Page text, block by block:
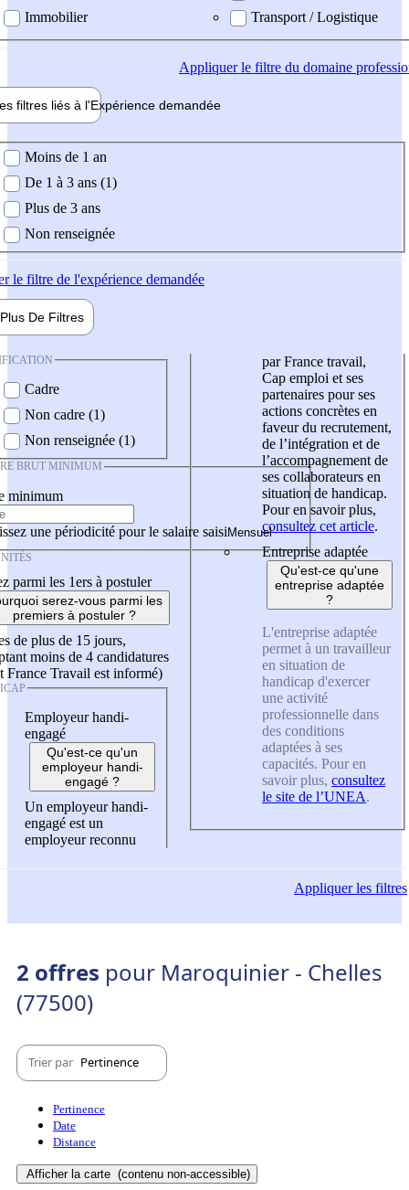
Immobilier
Transport / Logistique
Appliquerle filtre du domaine
filtres liés à l'Expérience demandée
demandée
Moins de 1 an
De 1 à 3 ans (1)
Plus de 3 ans
Non renseignée
le filtre de l'expérience demandée
Plus De Filtres
Cadre
Non cadre (1)
Non renseignée (1)
BRUT MINIMUM
minimum
une périodicité pour le salaire saisi
parmi les 1ers à postuler
serez-vous parmi les
premiers à postuler ?
de plus de 15 jours,
moins de 4 candidatures
France Travail est informé)
Employeur handi-
engagé
Qu'est-ce qu'un
employeur handi-
engagé ?
Un employeur handi-
engagé est un
employeur reconnu
par France travail,
Cap emploi et ses
partenaires pour ses
actions concrètes en
faveur du recrutement,
de l’intégration et de
l’accompagnement de
ses collaborateurs en
situation de handicap.
Pour en savoir plus,
consultez cet article.
Entreprise adaptée
Qu'est-ce qu'une
entreprise adaptée
?
L'entreprise adaptée
permet à un travailleur
en situation de
handicap d'exercer
une activité
professionnelle dans
des conditions
adaptées à ses
capacités. Pour en
savoir plus, consultez
le site de l’UNEA.
Appliquerles filtres
2 offres pour Maroquinier - Chelles
(77500)
Trier par Pertinence
Pertinence
Date
Distance
Afficher la carte (contenu non-accessible)